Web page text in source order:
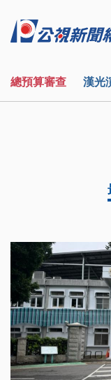
總預算審查 漢光